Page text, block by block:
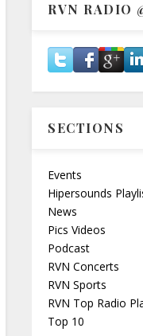
RVN RADIO
SECTIONS
Events
Hipersounds
News
Pics Videos
Podcast
RVN Concerts
RVN Sports
RVN Top Radio
Top 10